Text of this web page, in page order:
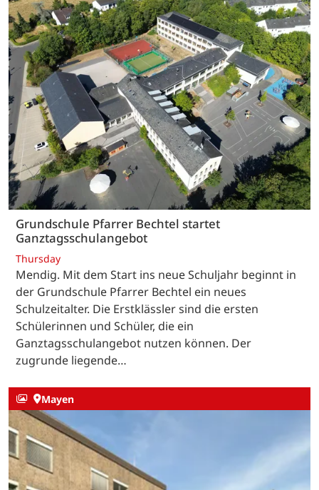
Grundschule Pfarrer Bechtel startet
Ganztagsschulangebot
Thursday
Mendig. Mit dem Start ins neue Schuljahr beginnt in
der Grundschule Pfarrer Bechtel ein neues
Schulzeitalter. Die Erstklässler sind die ersten
Schülerinnen und Schüler, die ein
Ganztagsschulangebot nutzen können. Der
zugrunde liegende…
Mayen